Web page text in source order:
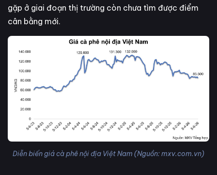
gặp ở giai đoạn thị trường còn chưa tìm được điểm
cân bằng mới.
Diễn biến giá cà phê nội địa Việt Nam (Nguồn: mxv.com.vn)